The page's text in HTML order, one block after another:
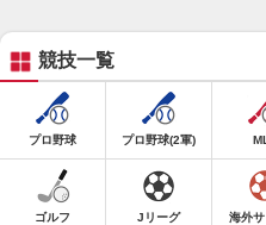
競技一覧
プロ野球 プロ野球(2軍)
ゴルフ Jリーグ 海外